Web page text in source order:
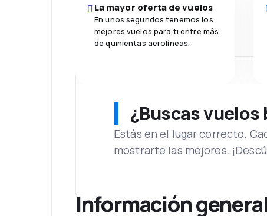
La mayor oferta de vuelos
En unos segundos tenemos los
mejores vuelos para ti entre más
de quinientas aerolíneas.
¿Buscas
Estás en el lugar correcto.
mostrarte las mejores.
Información